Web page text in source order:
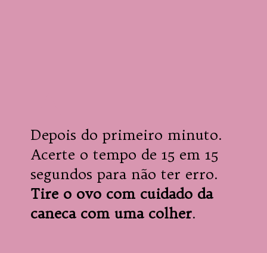
Depois do primeiro minuto.
Acerte o tempo de 15 em 15
Tire o ovo com cuidado da
caneca com uma colher.